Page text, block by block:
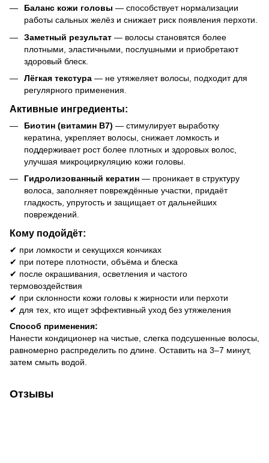
Баланс кожи головы — способствует нормализации
работы сальных желёз и снижает риск появления перхоти.
Заметный результат — волосы становятся более
плотными, эластичными, послушными и приобретают
здоровый блеск.
Лёгкая текстура — не утяжеляет волосы, подходит для
регулярного применения.
Активные ингредиенты:
Биотин (витамин B7) — стимулирует выработку
кератина, укрепляет волосы, снижает ломкость и
поддерживает рост более плотных и здоровых волос,
улучшая микроциркуляцию кожи головы.
Гидролизованный кератин — проникает в структуру
волоса, заполняет повреждённые участки, придаёт
гладкость, упругость и защищает от дальнейших
повреждений.
Кому подойдёт:
✔ при ломкости и секущихся кончиках
✔ при потере плотности, объёма и блеска
✔ после окрашивания, осветления и частого
термовоздействия
✔ при склонности кожи головы к жирности или перхоти
✔ для тех, кто ищет эффективный уход без утяжеления
Способ применения:
Нанести кондиционер на чистые, слегка подсушенные волосы,
равномерно распределить по длине. Оставить на 3–7 минут,
затем смыть водой.
Отзывы